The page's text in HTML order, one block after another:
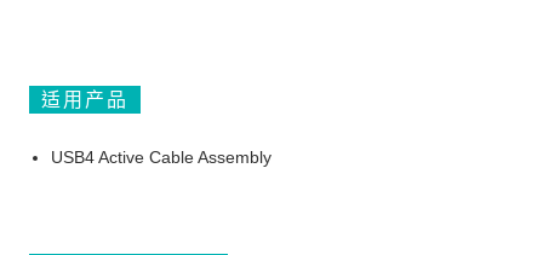
适用产品
USB4 Active Cable Assembly